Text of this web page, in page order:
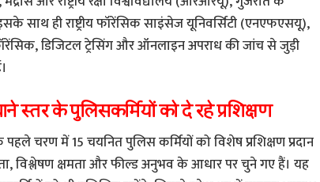
इसके साथ ही राष्ट्रीय फॉरेंसिक साइंसेज यूनिवर्सिटी (एनएफएसयू),
डिजिटल ट्रेसिंग और ऑनलाइन अपराध की जांच से जुड़ी
स्तर के पुलिसकर्मियों को दे रहे प्रशिक्षण
चरण में 15 चयनित पुलिस कर्मियों को विशेष प्रशिक्षण प्रदान
विश्लेषण क्षमता और फील्ड अनुभव के आधार पर चुने गए हैं। यह